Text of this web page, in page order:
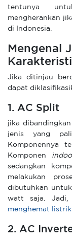
tentunya
mengherankan
di Indonesia.
Mengenal
Jika ditinjau
dapat
1. AC Split
jika
jenis yang
Komponennya
Komponen
sedangkan
melakukan
dibutuhkan
watt saja.
menghemat
2. AC